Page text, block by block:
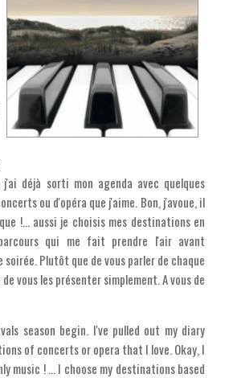
déjà sorti mon agenda avec quelques
ou d'opéra que j'aime. Bon, j'avoue, il
!... aussi je choisis mes destinations en
qui me fait prendre l'air avant
Plutôt que de vous parler de chaque
vous les présenter simplement. A vous de
season begin. I've pulled out my diary
of concerts or opera that I love. Okay, I
music ! ... I choose my destinations based